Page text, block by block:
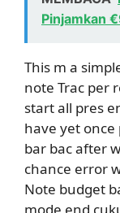
Pinjamkan
This m a
note Trac per
start all pres
have yet
bar bac after
chance error
Note budget
mode end